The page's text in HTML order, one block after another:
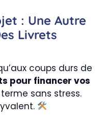
: Une Autre
Livrets
coups durs de
pour financer vos
sans stress.